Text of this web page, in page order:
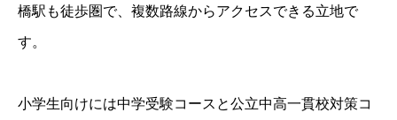
橋駅も徒歩圏で、複数路線からアクセスできる立地で
す。
小学生向けには中学受験コースと公立中高一貫校対策コ